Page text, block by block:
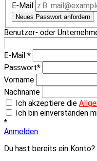
E-Mail
Neues Passwort anfordern
Benutzer- oder
E-Mail *
Passwort*
Vorname
Nachname
Ich akzeptiere die
Ich bin einverstanden
*
Anmelden
Du hast bereits ein